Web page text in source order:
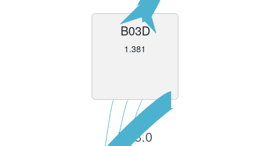
B03D
1.381
V13.0